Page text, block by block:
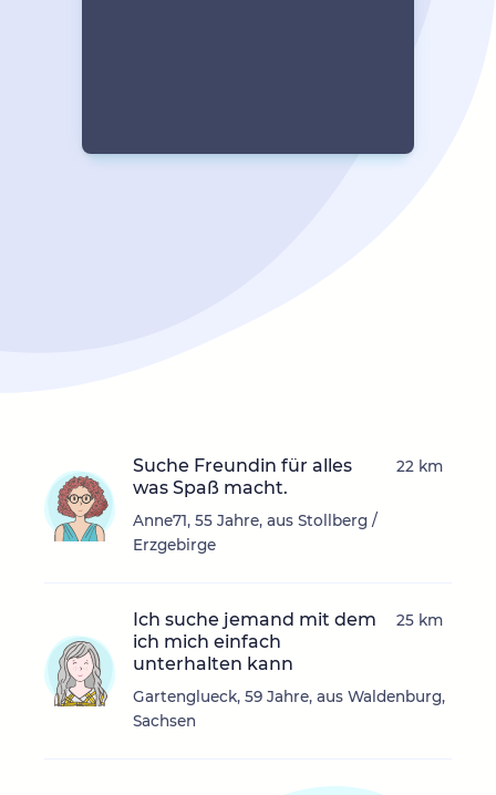
Suche Freundin für alles
was Spaß macht.
Anne71, 55 Jahre, aus Stollberg /
Erzgebirge
22 km
Ich suche jemand mit dem
ich mich einfach
unterhalten kann
Gartenglueck, 59 Jahre, aus Waldenburg,
Sachsen
25 km